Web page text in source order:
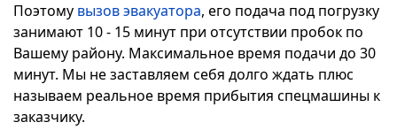
Поэтому вызов эвакуатора, его подача под погрузку
занимают 10 - 15 минут при отсутствии пробок по
Вашему району. Максимальное время подачи до 30
минут. Мы не заставляем себя долго ждать плюс
называем реальное время прибытия спецмашины к
заказчику.